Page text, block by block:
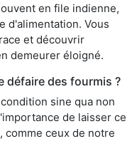
en file indienne,
d'alimentation. Vous
et découvrir
demeurer éloigné.
défaire des fourmis ?
sine qua non
de laisser ce
comme ceux de notre